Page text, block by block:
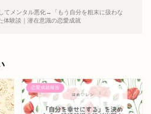
てメンタル悪化→「もう自分を粗末に扱わな
体験談｜潜在意識の恋愛成就
恋愛成就報告